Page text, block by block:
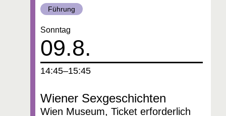
Kategorie:
Führung
Wiener Sexgeschichten
Wien Museum, Ticket erforderlich
Datum:
09.8.
Sonntag
um
14:45–15:45